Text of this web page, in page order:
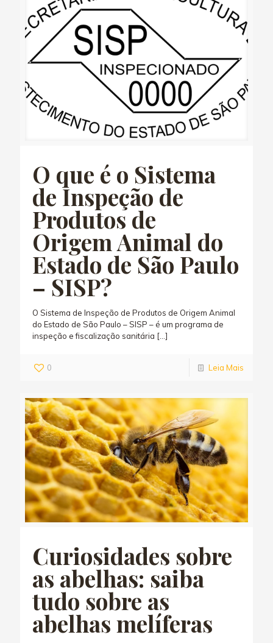
O que é o Sistema
de Inspeção de
Produtos de
Origem Animal do
Estado de São Paulo
– SISP?
O Sistema de Inspeção de Produtos de Origem Animal
do Estado de São Paulo – SISP – é um programa de
inspeção e fiscalização sanitária […]
0 Leia Mais
Curiosidades sobre
as abelhas: saiba
tudo sobre as
abelhas melíferas